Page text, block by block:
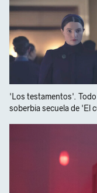
'Los testamentos'. Todo
soberbia secuela de 'El